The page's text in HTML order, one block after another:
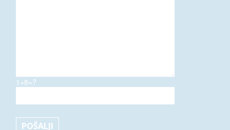
1+8=?